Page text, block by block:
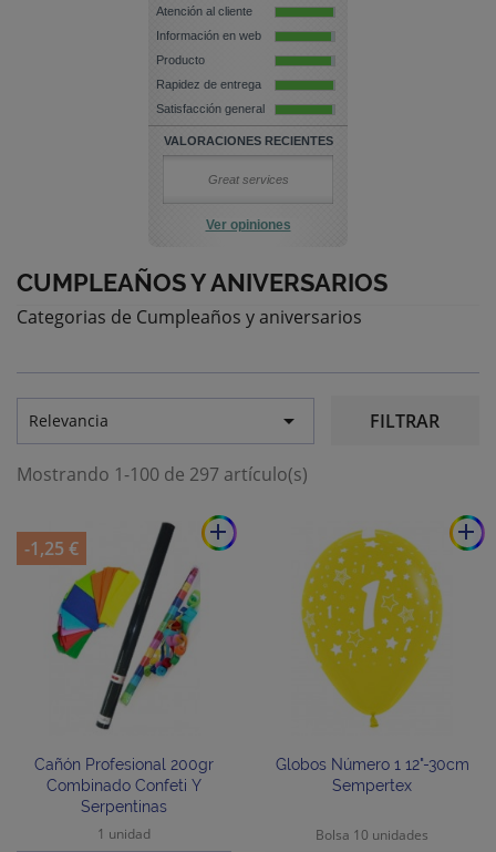
Atención al cliente
Información en web
Producto
Rapidez de entrega
Satisfacción general
VALORACIONES RECIENTES
Great services
Ver opiniones
CUMPLEAÑOS Y ANIVERSARIOS
Categorias de Cumpleaños y aniversarios
Relevancia  FILTRAR
Mostrando 1-100 de 297 artículo(s)
add
Cañón Profesional 200gr
Combinado Confeti Y
Serpentinas
1 unidad
-1,25 €
add
Globos Número 1 12"-30cm
Sempertex
Bolsa 10 unidades